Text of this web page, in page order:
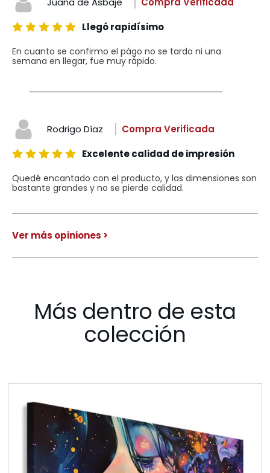
Llegó rapidísimo
En cuanto se confirmo el págo no se tardo ni una
semana en llegar, fue muy rápido.
Rodrigo Díaz
Compra Verificada
Excelente calidad de impresión
Quedé encantado con el producto, y las dimensiones son
bastante grandes y no se pierde calidad.
Ver más opiniones >
Más dentro de esta
colección